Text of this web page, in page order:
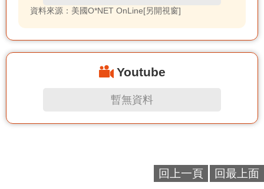
資料來源：美國O*NET OnLine[另開視窗]
Youtube
暫無資料
回上一頁 回最上面